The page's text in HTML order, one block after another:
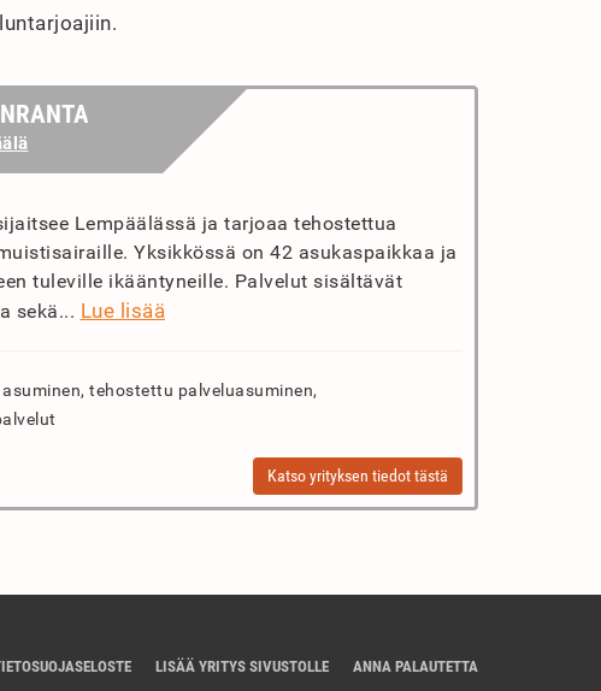
Lempäälässä ja tarjoaa tehostettua
Yksikkössä on 42 asukaspaikkaa ja
tuleville ikääntyneille. Palvelut sisältävät
sekä... Lue lisää
asuminen, tehostettu palveluasuminen,
Katso yrityksen tiedot tästä
LISÄÄ YRITYS SIVUSTOLLE ANNA PALAUTETTA